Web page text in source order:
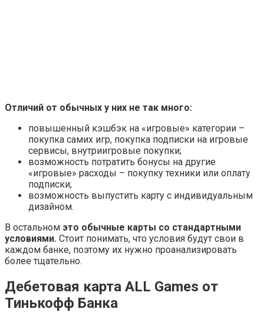
Отличий от обычных у них не так много:
повышенный кэшбэк на «игровые» категории –
покупка самих игр, покупка подписки на игровые
сервисы, внутриигровые покупки;
возможность потратить бонусы на другие
«игровые» расходы – покупку техники или оплату
подписки;
возможность выпустить карту с индивидуальным
дизайном.
В остальном это обычные карты со стандартными
условиями. Стоит понимать, что условия будут свои в
каждом банке, поэтому их нужно проанализировать
более тщательно.
Дебетовая карта ALL Games от
Тинькофф Банка